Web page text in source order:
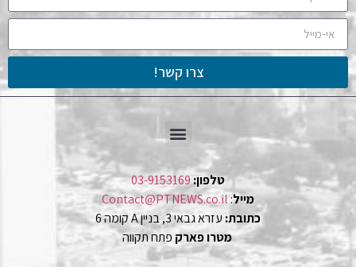
צרו קשר!
טלפון:03-9153169
מייל:
Contact@PTNEWS.co.il
כתובת: עזרא גבאי 3, בניין A קומה 6
מטרו פארק פתח תקווה